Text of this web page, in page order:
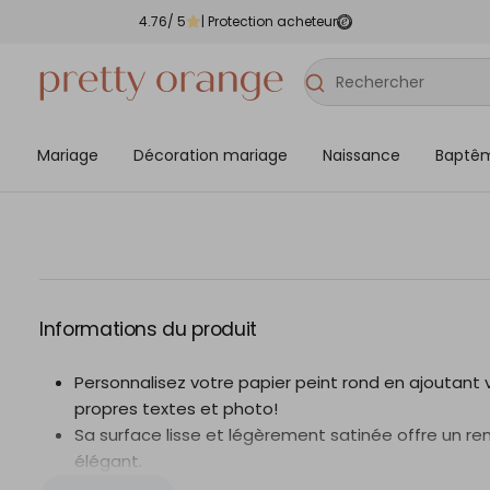
4.76/ 5 | Protection acheteur
Mariage Décoration mariage Naissance
Informations du produit
Personnalisez votre papier peint rond en ajoutant
propres textes et photo!
Sa surface lisse et légèrement satinée offre un
élégant.